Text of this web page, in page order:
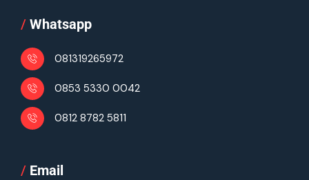
/ Whatsapp
081319265972
0853 5330 0042
0812 8782 5811
/ Email